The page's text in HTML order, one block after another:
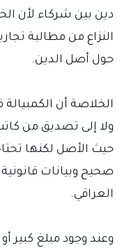
دين بين شركاء لأن
النزاع من مطالبة
حول أصل الدين.
الخلاصة أن
ولا إلى تصديق من
حيث الأصل لكنها
صحيح وبيانات
العراقي.
وعند وجود مبلغ كبير